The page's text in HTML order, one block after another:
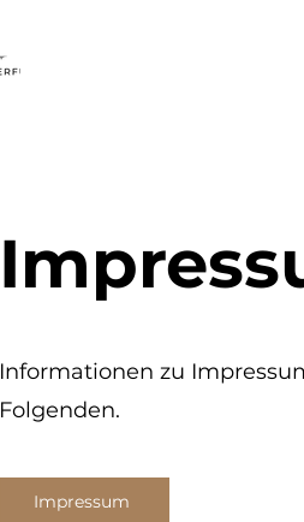
Informationen zu
Folgenden.
Impressum